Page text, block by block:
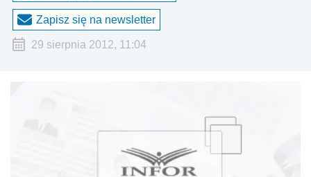
Zapisz się na newsletter
29 sierpnia 2012, 11:04